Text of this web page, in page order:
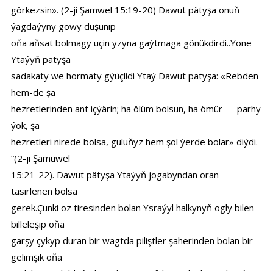
görkezsin». (2-ji Şamwel 15:19-20) Dawut pätyşa onuň
ýagdaýyny gowy düşunip
oňa aňsat bolmagy uçin yzyna gaýtmaga gönükdirdi..Yone
Ytaýyň patyşä
sadakaty we hormaty gýüçlidi Ytaý Dawut patyşa: «Rebden
hem-de şa
hezretlerinden ant içýärin; ha ölüm bolsun, ha ömür — parhy
ýok, şa
hezretleri nirede bolsa, guluňyz hem şol ýerde bolar» diýdi.
“(2-ji Şamuwel
15:21-22). Dawut pätyşa Ytaýyň jogabyndan oran
täsirlenen bolsa
gerek.Çunki oz tiresinden bolan Ysraýyl halkynyň ogly bilen
billeleşip oňa
garşy çykyp duran bir wagtda piliştler şaherinden bolan bir
gelimşik oňa